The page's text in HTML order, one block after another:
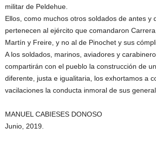
militar de Peldehue.
Ellos, como muchos otros soldados de antes y
pertenecen al ejército que comandaron
Martín y Freire, y no al de Pinochet y sus
A los soldados, marinos, aviadores y
compartirán con el pueblo la construcción de
diferente, justa e igualitaria, los exhortamos a
vacilaciones la conducta inmoral de sus
MANUEL CABIESES DONOSO
Junio, 2019.